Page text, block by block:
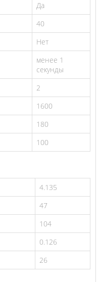
Да
40
Нет
менее 1
секунды
2
1600
180
100
4.135
47
104
0.126
26